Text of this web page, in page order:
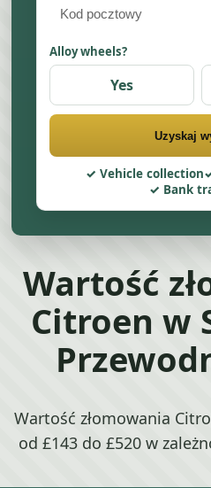
Alloy wheels?
Yes
Uzyskaj
Vehicle collection
Bank
Wartość
Citroen w
Wartość złomowania
od £143 do £520 w